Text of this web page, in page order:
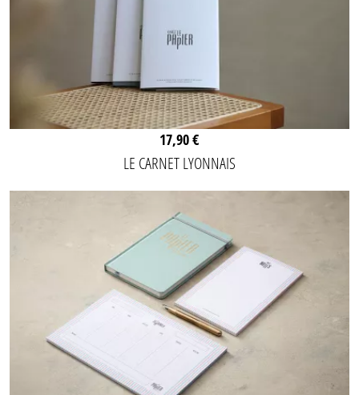
17,90 €
LE CARNET LYONNAIS